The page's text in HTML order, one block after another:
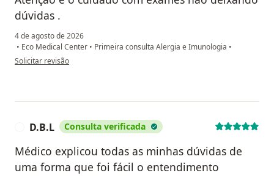
dúvidas .
4 de agosto de 2026
• Eco Medical Center • Primeira consulta Alergia e Imunologia •
na opinião do utilizador Valdenilson
Solicitar revisão
D.B.L Consulta verificada
Médico explicou todas as minhas dúvidas de
uma forma que foi fácil o entendimento